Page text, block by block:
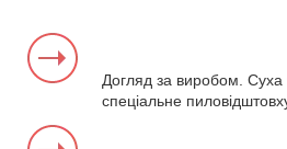
Догляд за виробом. Суха
спеціальне